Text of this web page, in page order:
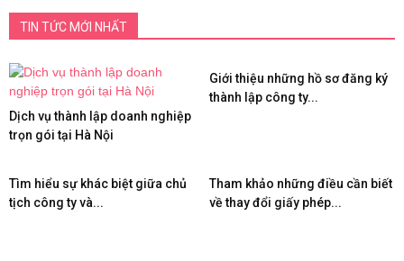
TIN TỨC MỚI NHẤT
Dịch vụ thành lập doanh nghiệp
trọn gói tại Hà Nội
Giới thiệu những hồ sơ đăng ký
thành lập công ty...
Tìm hiểu sự khác biệt giữa chủ
tịch công ty và...
Tham khảo những điều cần biết
về thay đổi giấy phép...